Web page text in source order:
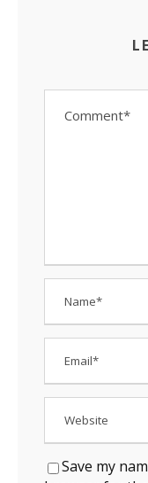
Save my